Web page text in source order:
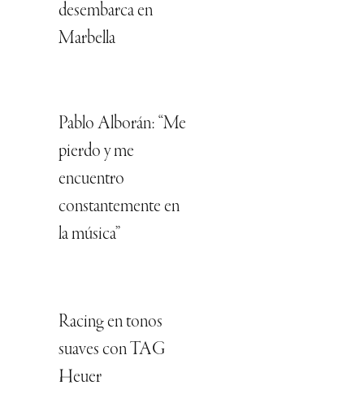
desembarca en
Marbella
Pablo Alborán: “Me
pierdo y me
encuentro
constantemente en
la música”
Racing en tonos
suaves con TAG
Heuer